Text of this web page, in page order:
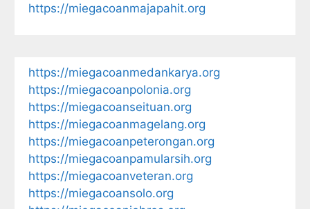
https://miegacoanmajapahit.org
https://miegacoanmedankarya.org
https://miegacoanpolonia.org
https://miegacoanseituan.org
https://miegacoanmagelang.org
https://miegacoanpeterongan.org
https://miegacoanpamularsih.org
https://miegacoanveteran.org
https://miegacoansolo.org